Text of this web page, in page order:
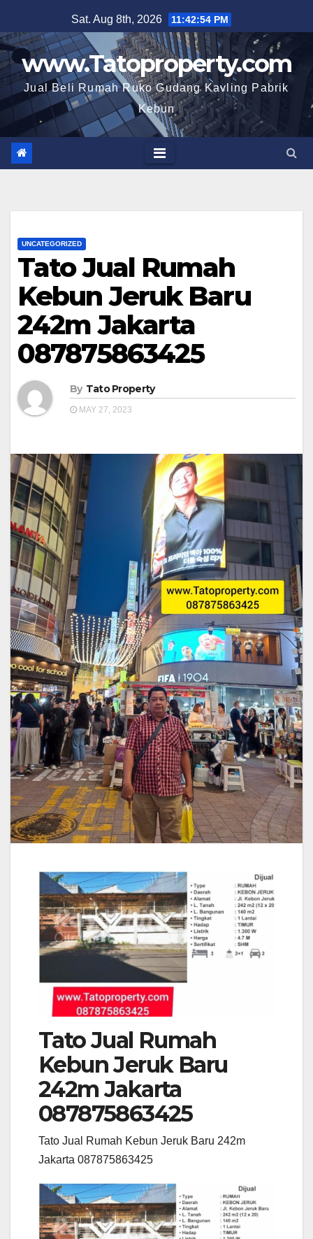
to
content
Sat. Aug 8th, 2026 11:42:56 PM
www.Tatoproperty.com
Jual Beli Rumah Ruko Gudang Kavling Pabrik
Kebun
UNCATEGORIZED
Tato Jual Rumah
Kebun Jeruk Baru
242m Jakarta
087875863425
By Tato Property
MAY 27, 2023
Tato Jual Rumah
Kebun Jeruk Baru
242m Jakarta
087875863425
Tato Jual Rumah Kebun Jeruk Baru 242m
Jakarta 087875863425